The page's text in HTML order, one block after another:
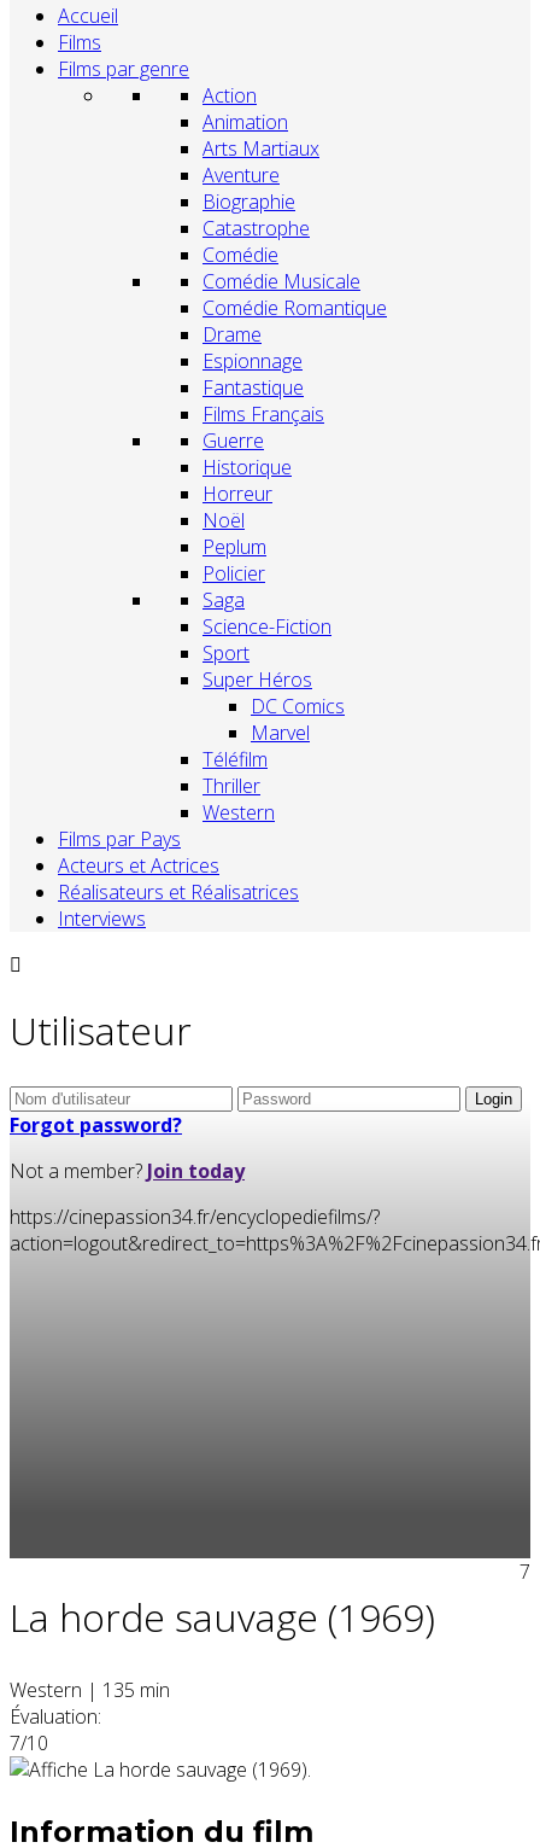
Accueil
Films
Films par genre
Action
Animation
Arts Martiaux
Aventure
Biographie
Catastrophe
Comédie
Comédie Musicale
Comédie Romantique
Drame
Espionnage
Fantastique
Films Français
Guerre
Historique
Horreur
Noël
Peplum
Policier
Saga
Science-Fiction
Sport
Super Héros
DC Comics
Marvel
Téléfilm
Thriller
Western
Films par Pays
Acteurs et Actrices
Réalisateurs et Réalisatrices
Interviews
Utilisateur
Forgot password?
Not a member? Join today
https://cinepassion34.fr/encyclopediefilms/?
La horde sauvage (1969)
Western | 135 min
Évaluation:
7/10
7
Information du film